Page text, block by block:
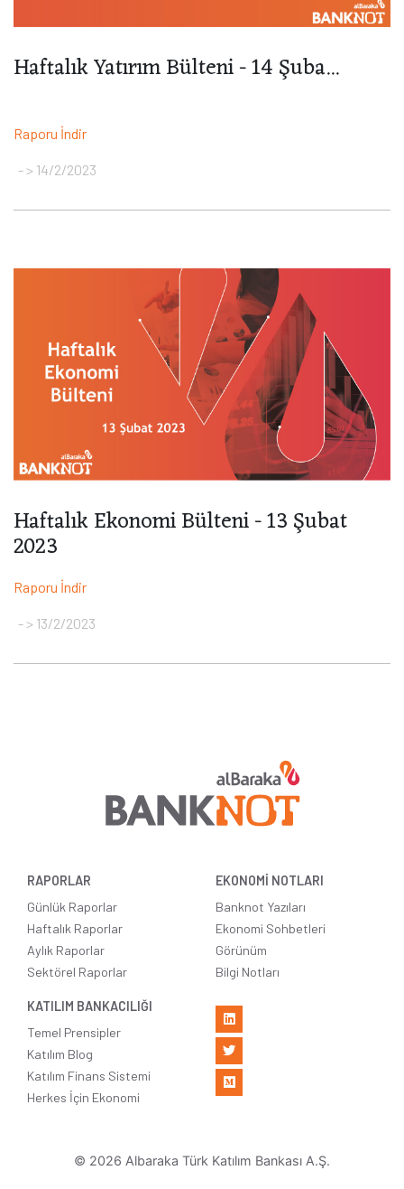
Haftalık Yatırım Bülteni - 14 Şuba...
Raporu İndir
> 14/2/2023
Haftalık Ekonomi Bülteni - 13 Şubat
2023
Raporu İndir
> 13/2/2023
RAPORLAR
Günlük Raporlar
Haftalık Raporlar
Aylık Raporlar
Sektörel Raporlar
EKONOMİ NOTLARI
Banknot Yazıları
Ekonomi Sohbetleri
Görünüm
Bilgi Notları
KATILIM BANKACILIĞI
Temel Prensipler
Katılım Blog
Katılım Finans Sistemi
Herkes İçin Ekonomi
© 2026 Albaraka Türk Katılım Bankası A.Ş.